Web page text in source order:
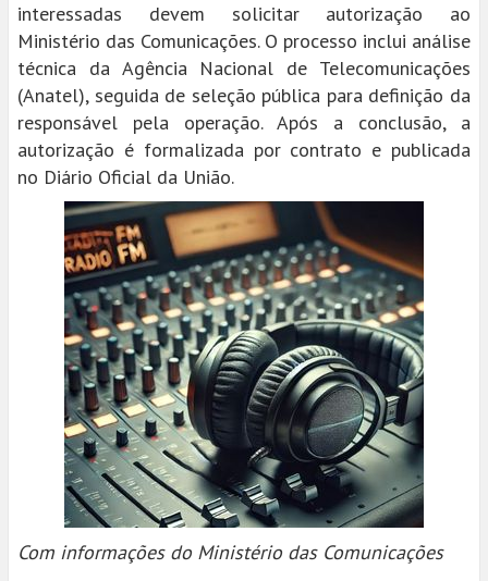
interessadas devem solicitar autorização ao
Ministério das Comunicações. O processo inclui análise
técnica da Agência Nacional de Telecomunicações
(Anatel), seguida de seleção pública para definição da
responsável pela operação. Após a conclusão, a
autorização é formalizada por contrato e publicada
no Diário Oficial da União.
Com informações do Ministério das Comunicações